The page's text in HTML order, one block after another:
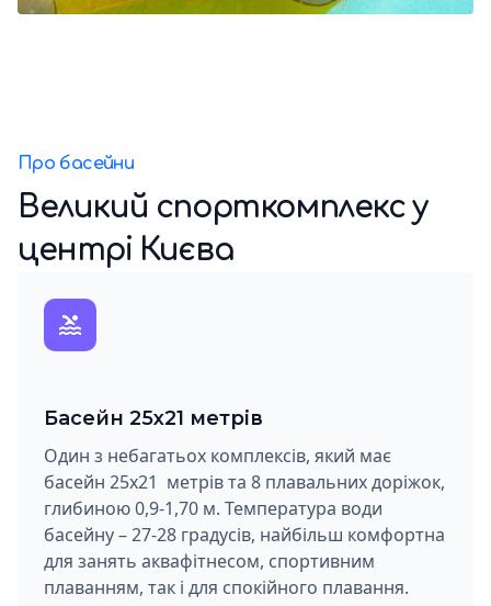
Про басейни
Великий спорткомплекс у
центрі Києва
Басейн 25х21 метрів
Один з небагатьох комплексів, який має
басейн 25х21 метрів та 8 плавальних доріжок,
глибиною 0,9-1,70 м. Температура води
басейну – 27-28 градусів, найбільш комфортна
для занять аквафітнесом, спортивним
плаванням, так і для спокійного плавання.